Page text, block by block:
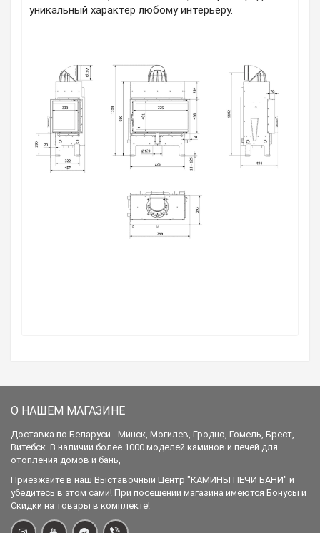
уникальный характер любому интерьеру.
О НАШЕМ МАГАЗИНЕ
Доставка по Беларуси - Минск, Могилев, Гродно, Гомель, Брест,
Витебск. В наличии более 1000 моделей каминов и печей для
отопления домов и бань,
Приезжайте в наш Выставочный Центр "КАМИНЫ ПЕЧИ БАНИ" и
убедитесь в этом сами! При посещении магазина имеются Бонусы и
Скидки на товары в комплекте!